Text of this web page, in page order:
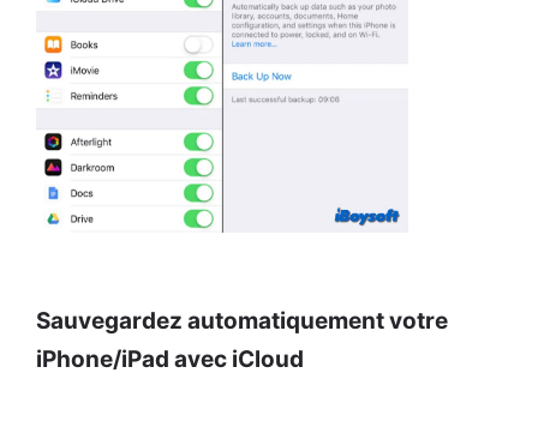
Sauvegardez automatiquement votre
iPhone/iPad avec iCloud